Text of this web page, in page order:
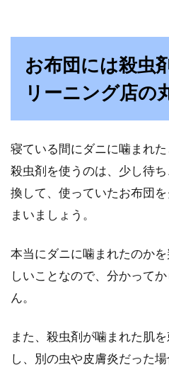
ベッドを購
は、アメリカ
ダイニン
勝手など
いダイニング
ことがありま
枕を洗濯
方法とそ
お布団には殺虫
リーニング店の
寝ている間にダニに噛まれ
殺虫剤を使うのは、少し待
換して、使っていたお布団
まいましょう。
本当にダニに噛まれたのか
しいことなので、分かって
ん。
また、殺虫剤が噛まれた肌
し、別の虫や皮膚炎だった